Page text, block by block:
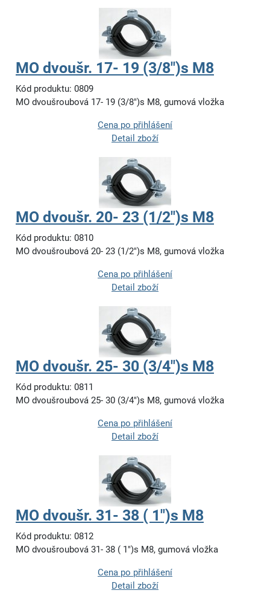
MO dvoušr. 17- 19 (3/8")s M8
Kód produktu: 0809
MO dvoušroubová 17- 19 (3/8")s M8, gumová vložka
Cena po přihlášení
Detail zboží
MO dvoušr. 20- 23 (1/2")s M8
Kód produktu: 0810
MO dvoušroubová 20- 23 (1/2")s M8, gumová vložka
Cena po přihlášení
Detail zboží
MO dvoušr. 25- 30 (3/4")s M8
Kód produktu: 0811
MO dvoušroubová 25- 30 (3/4")s M8, gumová vložka
Cena po přihlášení
Detail zboží
MO dvoušr. 31- 38 ( 1")s M8
Kód produktu: 0812
MO dvoušroubová 31- 38 ( 1")s M8, gumová vložka
Cena po přihlášení
Detail zboží